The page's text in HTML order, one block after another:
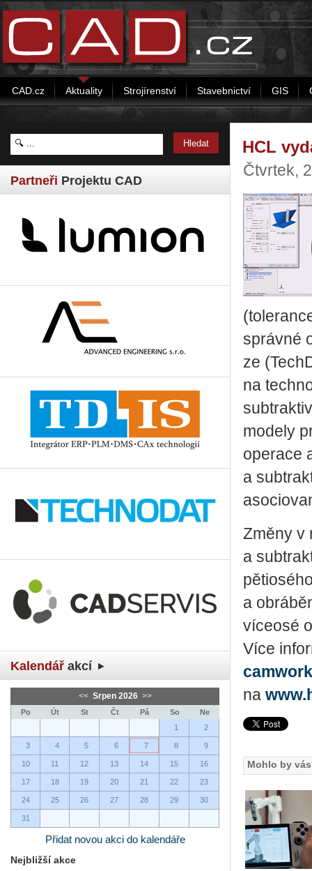
CAD.cz Aktuality Strojírenství Stavebnictví GIS
Partneři Projektu CAD
Kalendář akcí
<< Srpen 2026 >>
Po Út St Čt Pá So
Ne
1
2
3 4 5 6 7 8 9
10 11 12 13 14 15 16
17 18 19 20 21 22 23
24 25 26 27 28 29 30
31
Přidat novou akci do kalendáře
Nejbližší akce
HCL
Čtvrtek,
správné
ze
na
modely
operace
a
Změny v
a
a
víceosé
Více
na
Mohlo by